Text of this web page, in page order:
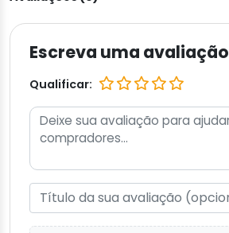
Escreva uma avaliação
Qualificar: